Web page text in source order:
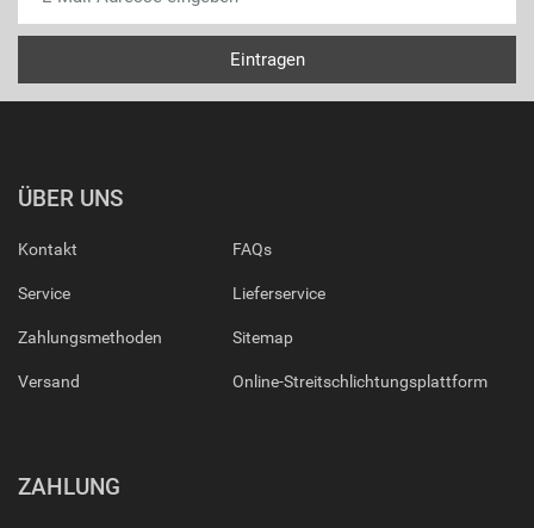
ÜBER UNS
Kontakt
Service
Zahlungsmethoden
Versand
FAQs
Lieferservice
Sitemap
Online-Streitschlichtungsplattform
ZAHLUNG